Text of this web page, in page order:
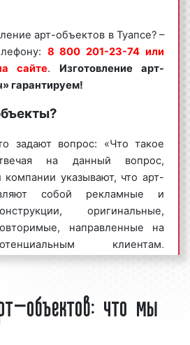
вида художественных
целым рядом факторов:
аудитории;
и характеристик;
воздействие на целевую
скидки.
эффективным средством
целевой аудитории к
объектам. Многие клиенты
агентства заказывают
на постоянной основе,
концерте, выставке
арт-объектов в Туапсе? –
8 800 201-23-74 или
сайте. Изготовление арт-
гарантируем!
задают вопрос: «Что такое
на данный вопрос,
указывают, что арт-
собой рекламные и
оригинальные,
направленные на
клиентам,
а также иные
имеющую
ценность. Арт-
собой материальную вещь,
объектов: что мы